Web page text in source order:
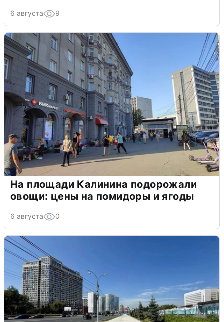
6 августа 9
На площади Калинина подорожали
овощи: цены на помидоры и ягоды
6 августа 0